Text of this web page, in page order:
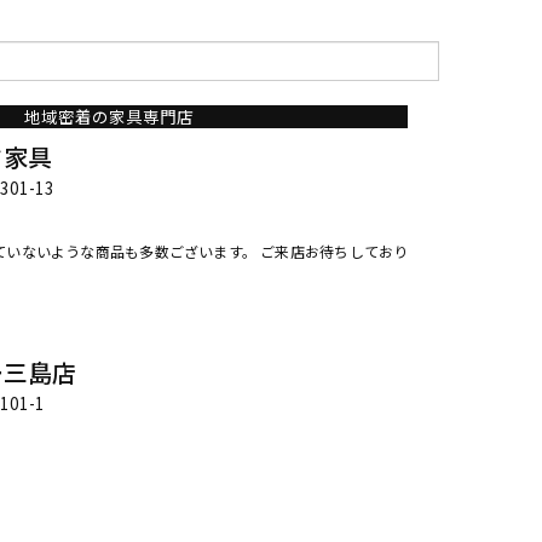
地域密着の家具専門店
具
13
ないような商品も多数ございます。 ご来店お待ちしており
島店
1